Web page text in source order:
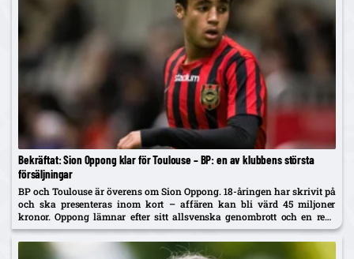
Bekräftat: Sion Oppong klar för Toulouse – BP: en av klubbens största
försäljningar
BP och Toulouse är överens om Sion Oppong. 18-åringen har skrivit på
och ska presenteras inom kort – affären kan bli värd 45 miljoner
kronor. Oppong lämnar efter sitt allsvenska genombrott och en resa
som började i BP som fyraåring.